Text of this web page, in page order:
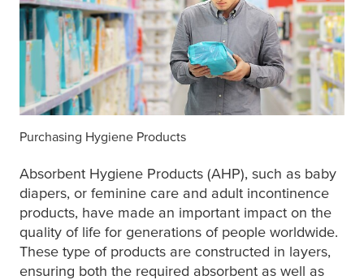
Purchasing Hygiene Products
Absorbent Hygiene Products (AHP), such as baby
diapers, or feminine care and adult incontinence
products, have made an important impact on the
quality of life for generations of people worldwide.
These type of products are constructed in layers,
ensuring both the required absorbent as well as